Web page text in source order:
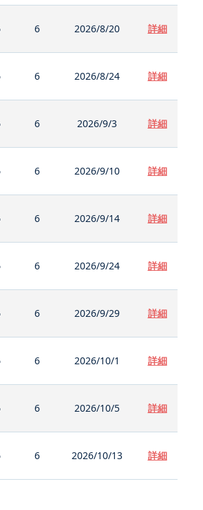
6 2026/8/20 詳細
6 2026/8/24 詳細
6 2026/9/3 詳細
6 2026/9/10 詳細
6 2026/9/14 詳細
6 2026/9/24 詳細
6 2026/9/29 詳細
6 2026/10/1 詳細
6 2026/10/5 詳細
6 2026/10/13 詳細